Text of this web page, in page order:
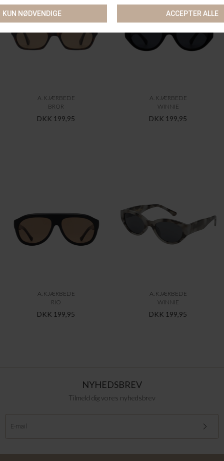
A. KJÆRBEDE
BROR
DKK 199,95
A. KJÆRBEDE
WINNIE
DKK 199,95
A. KJÆRBEDE
RIO
DKK 199,95
A. KJÆRBEDE
WINNIE
DKK 199,95
NYHEDSBREV
Tilmeld dig vores nyhedsbrev